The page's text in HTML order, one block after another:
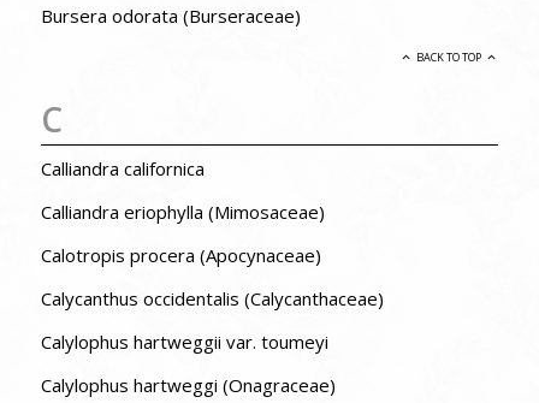
Bursera odorata (Burseraceae)
BACK TO TOP
C
Calliandra californica
Calliandra eriophylla (Mimosaceae)
Calotropis procera (Apocynaceae)
Calycanthus occidentalis (Calycanthaceae)
Calylophus hartweggii var. toumeyi
Calylophus hartweggi (Onagraceae)